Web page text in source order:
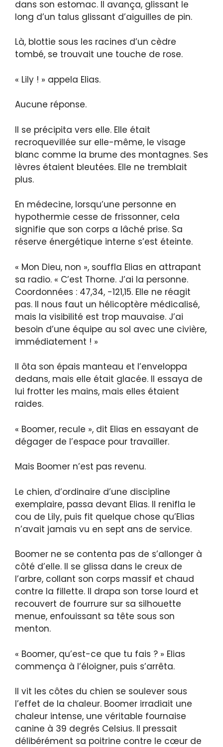
dans son estomac. Il avança, glissant le
long d’un talus glissant d’aiguilles de pin.
Là, blottie sous les racines d’un cèdre
tombé, se trouvait une touche de rose.
« Lily ! » appela Elias.
Aucune réponse.
Il se précipita vers elle. Elle était
recroquevillée sur elle-même, le visage
blanc comme la brume des montagnes. Ses
lèvres étaient bleutées. Elle ne tremblait
plus.
En médecine, lorsqu’une personne en
hypothermie cesse de frissonner, cela
signifie que son corps a lâché prise. Sa
réserve énergétique interne s’est éteinte.
« Mon Dieu, non », souffla Elias en attrapant
sa radio. « C’est Thorne. J’ai la personne.
Coordonnées : 47,34, -121,15. Elle ne réagit
pas. Il nous faut un hélicoptère médicalisé,
mais la visibilité est trop mauvaise. J’ai
besoin d’une équipe au sol avec une civière,
immédiatement ! »
Il ôta son épais manteau et l’enveloppa
dedans, mais elle était glacée. Il essaya de
lui frotter les mains, mais elles étaient
raides.
« Boomer, recule », dit Elias en essayant de
dégager de l’espace pour travailler.
Mais Boomer n’est pas revenu.
Le chien, d’ordinaire d’une discipline
exemplaire, passa devant Elias. Il renifla le
cou de Lily, puis fit quelque chose qu’Elias
n’avait jamais vu en sept ans de service.
Boomer ne se contenta pas de s’allonger à
côté d’elle. Il se glissa dans le creux de
l’arbre, collant son corps massif et chaud
contre la fillette. Il drapa son torse lourd et
recouvert de fourrure sur sa silhouette
menue, enfouissant sa tête sous son
menton.
« Boomer, qu’est-ce que tu fais ? » Elias
commença à l’éloigner, puis s’arrêta.
Il vit les côtes du chien se soulever sous
l’effet de la chaleur. Boomer irradiait une
chaleur intense, une véritable fournaise
canine à 39 degrés Celsius. Il pressait
délibérément sa poitrine contre le cœur de